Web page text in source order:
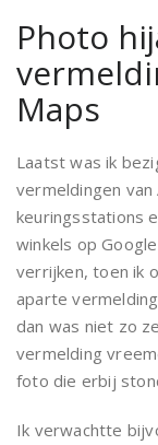
Photo
Maps
Laatst was ik
vermeldingen van
keuringsstations
winkels op
verrijken, toen ik
aparte
dan was niet zo
vermelding
foto die erbij
Ik verwachtte